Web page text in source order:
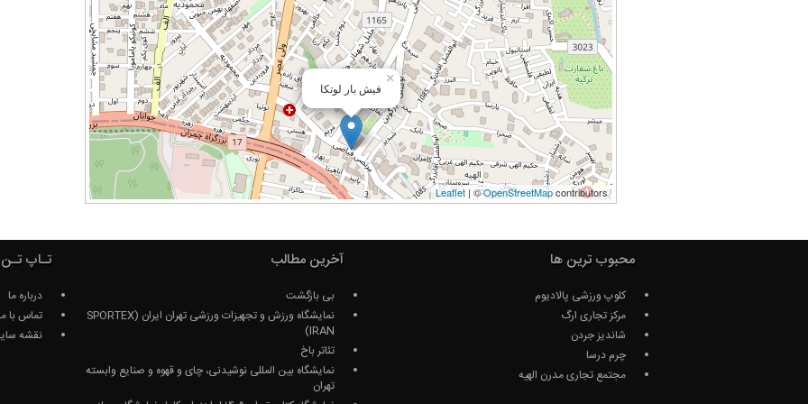
فیش بار لوتکا
×
Leaflet| ©OpenStreetMapcontributors
تـاپ تـن
درباره ما
تماس با ما
نقشه
آخرین مطالب
بی بازگشت
نمایشگاه ورزش و تجهیزات ورزشی تهران ایران (SPORTEX
IRAN)
تئاتر باخ
نمایشگاه بین المللی نوشیدنی، چای و قهوه و صنایع وابسته
تهران
محبوب ترین ها
کلوپ ورزشی پالادیوم
مرکز تجاری ارگ
شاندیز جردن
چرم درسا
مجتمع تجاری مدرن الهیه